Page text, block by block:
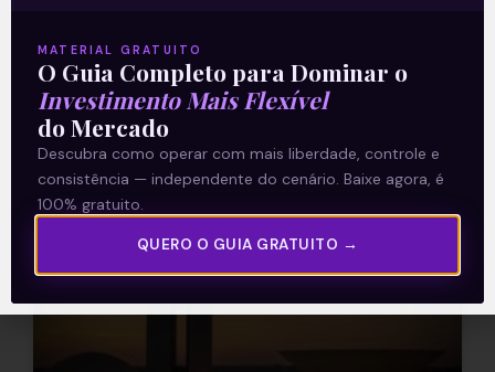
Leia mais
23/09/2021
E EU COM ISSO
MATERIAL GRATUITO
O Guia Completo para Dominar o
Investimento Mais Flexível
do Mercado
Descubra como operar com mais liberdade, controle e
consistência — independente do cenário. Baixe agora, é
100% gratuito.
QUERO O GUIA GRATUITO →